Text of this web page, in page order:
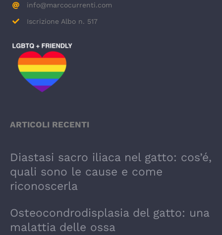
info@marcocurrenti.com
Iscrizione Albo n. 517
ARTICOLI RECENTI
Diastasi sacro iliaca nel gatto: cos’é,
quali sono le cause e come
riconoscerla
Osteocondrodisplasia del gatto: una
malattia delle ossa